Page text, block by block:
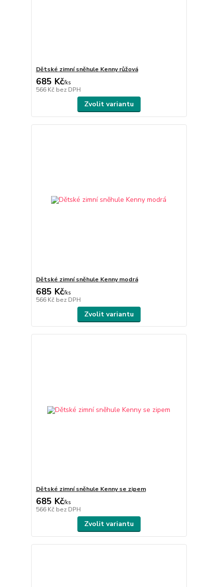
Dětské zimní sněhule Kenny růžová
685 Kč/ks
566 Kč bez DPH
Zvolit variantu
Dětské zimní sněhule Kenny modrá
685 Kč/ks
566 Kč bez DPH
Zvolit variantu
Dětské zimní sněhule Kenny se zipem
685 Kč/ks
566 Kč bez DPH
Zvolit variantu